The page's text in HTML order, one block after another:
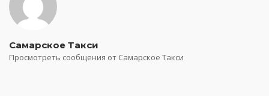
Самарское Такси
Просмотреть сообщения от Самарское Такси